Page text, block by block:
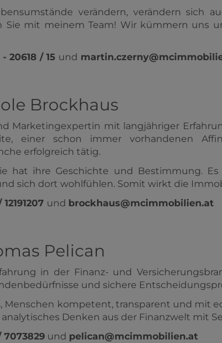
verändern, verändern sich
Sie mit meinem Team! Wir kümmern uns
20618 / 15 und
Brockhaus
Marketingexpertin mit langjähriger
einer schon immer vorhandenen
erfolgreich tätig.
hat ihre Geschichte und Bestimmung.
sich dort wohlfühlen. Somit wirkt die
und brockhaus@mcimmobilien.at
Pelican
in der Finanz- und
und sichere
Menschen kompetent, transparent und mit
Denken aus der Finanzwelt mit
7073829 und pelican@mcimmobilien.at